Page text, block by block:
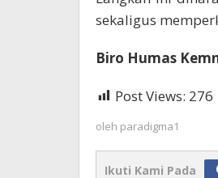
sekaligus
Biro Humas
Post Views: 276
oleh paradigma1
Ikuti Kami Pada